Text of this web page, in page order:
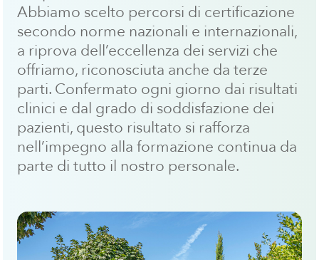
Abbiamo scelto percorsi di certificazione
secondo norme nazionali e internazionali,
a riprova dell’eccellenza dei servizi che
offriamo, riconosciuta anche da terze
parti. Confermato ogni giorno dai risultati
clinici e dal grado di soddisfazione dei
pazienti, questo risultato si rafforza
nell’impegno alla formazione continua da
parte di tutto il nostro personale.